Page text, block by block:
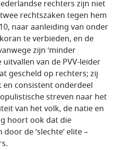
rechters zijn niet
rechtszaken tegen hem
naar aanleiding van onder
te verbieden, en de
zijn ‘minder
van de PVV-leider
gescheld op rechters; zij
consistent onderdeel
streven naar het
van het volk, de natie en
hoort ook dat die
de ‘slechte’ elite –